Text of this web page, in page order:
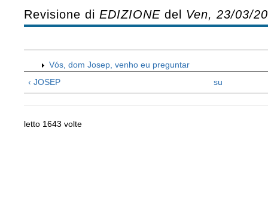
Revisione di EDIZIONE del Ven, 23/03/
Vós, dom Josep, venho eu preguntar
‹ JOSEP
su
letto 1643 volte